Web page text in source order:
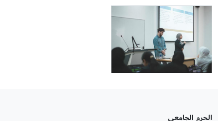
الحرم الجامعي